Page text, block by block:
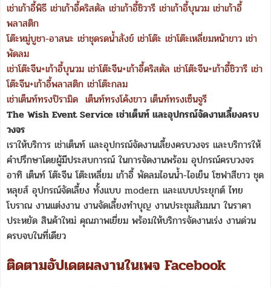
เช่าเก้าอี้พิธี เช่าเก้าอี้คริสตัล เช่าเก้าอี้ชิวารี เช่าเก้าอี้บุนวม เช่าเก้าอี้
พลาสติก
โต๊ะหมู่บูชา-อาสนะ เช่าชุดรดน้ำสังข์ เช่าโต๊ะ เช่าโต๊ะเหลี่ยมหน้าขาว เช่า
พัดลม
เช่าโต๊ะจีน+เก้าอี้บุนวม เช่าโต๊ะจีน+เก้าอี้คริสตัล เช่าโต๊ะจีน+เก้าอี้ชิวารี เช่า
โต๊ะจีน+เก้าอี้พลาสติก เช่าโต๊ะกลม
เช่าเต็นท์ทรงปิรามิด เต็นท์ทรงโค้งขาว เต็นท์ทรงเซ็นจูรี
The Wish Event Service เช่าเต็นท์ และอุปกรณ์จัดงานเลี้ยงครบ
วงจร
เราให้บริการ เช่าเต็นท์ และอุปกรณ์จัดงานเลี้ยงครบวงจร และบริการให้
คำปรึกษาโดยผู้มีประสบการณ์ ในการจัดงานพร้อม อุปกรณ์ครบวงจร
อาทิ เต็นท์ โต๊ะจีน โต๊ะเหลี่ยม เก้าอี้ พัดลมไอนน้ำ-ไอเย็น โซฟาสีขาว ชุด
หลุยส์ อุปกรณ์จัดเลี้ยง ทั้งแบบ modern และแบบประยุกต์ ไทย
โบราณ งานแต่งงาน งานจัดเลี้ยงทำบุญ งานประชุมสัมมนา ในราคา
ประหยัด สินค้าใหม่ คุณภาพเยี่ยม พร้อมให้บริการจัดงานเร่ง งานด่วน
ครบจบในที่เดียว
ติดตามอัปเดตผลงานในเพจ Facebook